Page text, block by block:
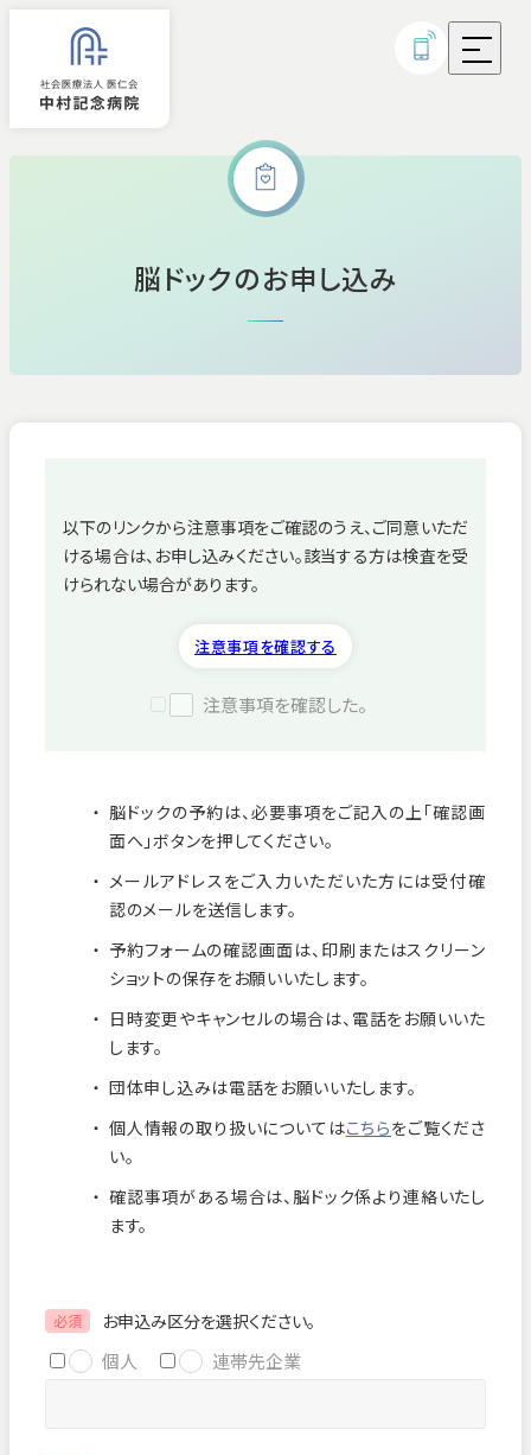
病気・治療について
病院紹介
お知らせ
フロアマップ
個人情報保護方針
お電話
脳ドックのお申し込み
以下のリンクから注意事項をご確認のうえ、ご同意いただ
ける場合は、お申し込みください。該当する方は検査を受
けられない場合があります。
注意事項を確認する
注意事項を確認した。
脳ドックの予約は、必要事項をご記入の上「確認画
面へ」ボタンを押してください。
メールアドレスをご入力いただいた方には受付確
認のメールを送信します。
予約フォームの確認画面は、印刷またはスクリーン
ショットの保存をお願いいたします。
日時変更やキャンセルの場合は、電話をお願いいた
します。
団体申し込みは電話をお願いいたします。
個人情報の取り扱いについてはこちらをご覧くださ
い。
確認事項がある場合は、脳ドック係より連絡いたし
ます。
必須 お申込み区分を選択ください。
個人 連帯先企業